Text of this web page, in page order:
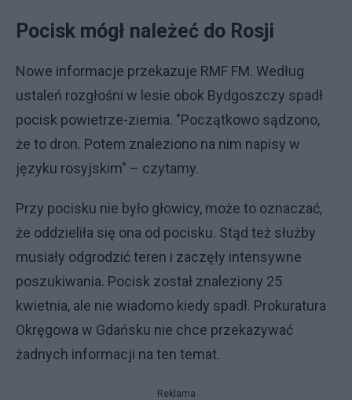
Pocisk mógł należeć do Rosji
Nowe informacje przekazuje RMF FM. Według
ustaleń rozgłośni w lesie obok Bydgoszczy spadł
pocisk powietrze-ziemia. "Początkowo sądzono,
że to dron. Potem znaleziono na nim napisy w
języku rosyjskim" – czytamy.
Przy pocisku nie było głowicy, może to oznaczać,
że oddzieliła się ona od pocisku. Stąd też służby
musiały odgrodzić teren i zaczęły intensywne
poszukiwania. Pocisk został znaleziony 25
kwietnia, ale nie wiadomo kiedy spadł. Prokuratura
Okręgowa w Gdańsku nie chce przekazywać
żadnych informacji na ten temat.
Reklama